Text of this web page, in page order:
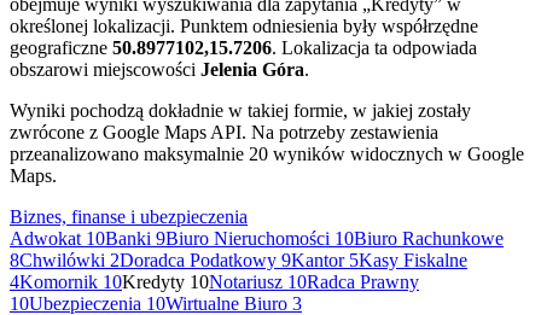
określonej lokalizacji. Punktem odniesienia były współrzędne
geograficzne 50.8977102,15.7206. Lokalizacja ta odpowiada
obszarowi miejscowości Jelenia Góra.
Wyniki pochodzą dokładnie w takiej formie, w jakiej zostały
zwrócone z Google Maps API. Na potrzeby zestawienia
przeanalizowano maksymalnie 20 wyników widocznych w Google
Maps.
Biznes, finanse i ubezpieczenia
Adwokat 10Banki 9Biuro Nieruchomości 10Biuro Rachunkowe
8Chwilówki 2Doradca Podatkowy 9Kantor 5Kasy Fiskalne
4Komornik 10Kredyty 10Notariusz 10Radca Prawny
10Ubezpieczenia 10Wirtualne Biuro 3